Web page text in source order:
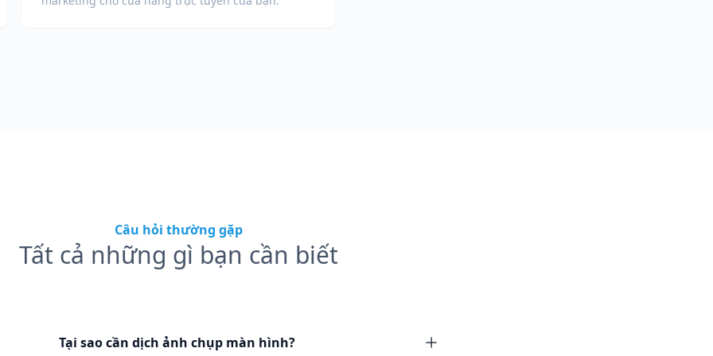
Câu hỏi thường gặp
Tất cả những gì bạn cần biết
Tại sao cần dịch ảnh chụp màn hình?